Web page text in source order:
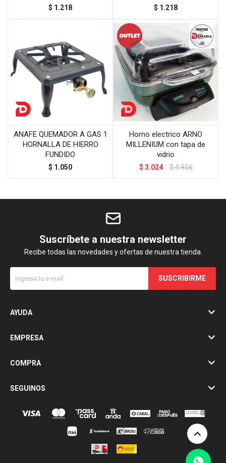
$ 1.218 $ 1.218
ANAFE QUEMADOR A GAS 1
HORNALLA DE HIERRO
FUNDIDO
$ 1.050
Horno electrico ARNO
MILLENIUM con tapa de
vidrio
$ 3.024 $4.956
Suscríbete a nuestra newsletter
Recibe todas las novedades y ofertas de nuestra tienda.
SUSCRIBIRME
AYUDA
EMPRESA
COMPRA
SEGUINOS